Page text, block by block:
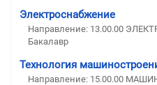
Электроснабжение
Направление: 13.00.00
Бакалавр
Технология
Направление: 15.00.00